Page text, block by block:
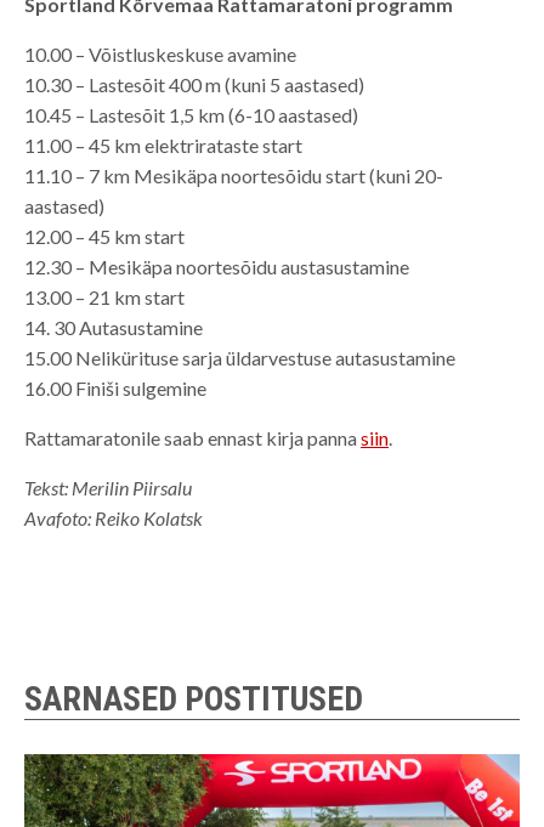
Sportland Kõrvemaa Rattamaratoni programm
10.00 – Võistluskeskuse avamine
10.30 – Lastesõit 400 m (kuni 5 aastased)
10.45 – Lastesõit 1,5 km (6-10 aastased)
11.00 – 45 km elektrirataste start
11.10 – 7 km Mesikäpa noortesõidu start (kuni 20-
aastased)
12.00 – 45 km start
12.30 – Mesikäpa noortesõidu austasustamine
13.00 – 21 km start
14. 30 Autasustamine
15.00 Nelikürituse sarja üldarvestuse autasustamine
16.00 Finiši sulgemine
Rattamaratonile saab ennast kirja pannasiin.
Tekst: Merilin Piirsalu
Avafoto: Reiko Kolatsk
SARNASED POSTITUSED